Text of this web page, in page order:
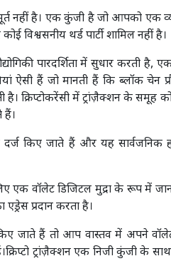
नहीं है। एक कुंजी है जो आपको एक
विश्वसनीय थर्ड पार्टी शामिल नहीं है।
पारदर्शिता में सुधार करती
ऐसी हैं जो मानती हैं कि ब्लॉक
क्रिप्टोकरेंसी में ट्रांज़ैक्शन के समूह
हैं।
किए जाते हैं और यह सार्वजनिक
एक वॉलेट डिजिटल मुद्रा के रूप में
प्रदान करता है।
जाते हैं तो आप वास्तव में अपने
ट्रांज़ैक्शन एक निजी कुंजी के